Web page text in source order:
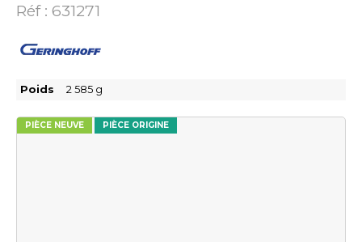
PIÈCE NEUVE PIÈCE ORIGINE
Réf : 631271
Poids 2 585 g